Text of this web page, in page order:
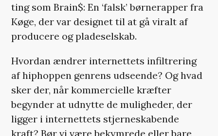
ting som Brain$: En ‘falsk’ børnerapper fra
Køge, der var designet til at gå viralt af
producere og pladeselskab.
Hvordan ændrer internettets infiltrering
af hiphoppen genrens udseende? Og hvad
sker der, når kommercielle kræfter
begynder at udnytte de muligheder, der
ligger i internettets stjerneskabende
kraft? Bør vi være bekymrede eller bare